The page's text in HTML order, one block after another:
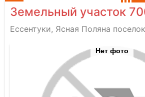
Земельный участок
Ессентуки, Ясная Поляна
Нет фото